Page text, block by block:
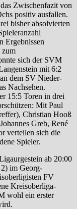
Zwischenfazit von
positiv ausfallen.
bisher absolvierten
Ergebnissen
zum
sich der SVM
mit 6:2
dem SV Nieder-
Nachsehen.
15:5 Toren in drei
Mit Paul
Christian Hooß
Greb, René
verteilen sich die
Spieler.
ab 20:00
im Georg-
FV
Kreisoberliga-
wohl ein erster